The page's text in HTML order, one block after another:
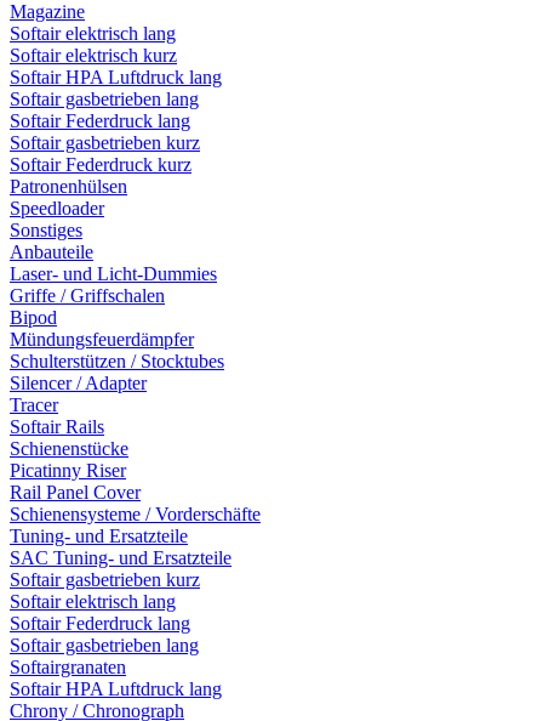
Magazine
Softair elektrisch lang
Softair elektrisch kurz
Softair HPA Luftdruck lang
Softair gasbetrieben lang
Softair Federdruck lang
Softair gasbetrieben kurz
Softair Federdruck kurz
Patronenhülsen
Speedloader
Sonstiges
Anbauteile
Laser- und Licht-Dummies
Griffe / Griffschalen
Bipod
Mündungsfeuerdämpfer
Schulterstützen / Stocktubes
Silencer / Adapter
Tracer
Softair Rails
Schienenstücke
Picatinny Riser
Rail Panel Cover
Schienensysteme / Vorderschäfte
Tuning- und Ersatzteile
SAC Tuning- und Ersatzteile
Softair gasbetrieben kurz
Softair elektrisch lang
Softair Federdruck lang
Softair gasbetrieben lang
Softairgranaten
Softair HPA Luftdruck lang
Chrony / Chronograph